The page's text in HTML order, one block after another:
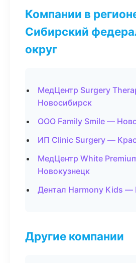
Компании в
Сибирский
округ
МедЦентр Surgery
Новосибирск
ООО Family Smile —
ИП Clinic Surgery —
МедЦентр White
Новокузнецк
Дентал Harmony Kids —
Другие компании